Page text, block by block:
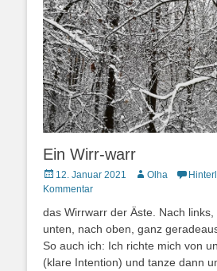
Ein Wirr-warr
Posted
on
12. Januar 2021 AutorOlha
Kommentar
das Wirrwarr der Äste. Nach
unten, nach oben, ganz
So auch ich: Ich richte mich von
(klare Intention) und tanze dann